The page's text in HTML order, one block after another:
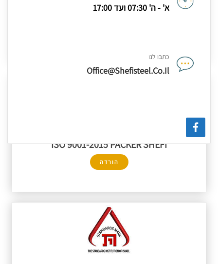
א' - ה' 07:30 ועד 17:00
כתבו לנו
Office@shefisteel.co.il
פקר שפי ISO 9001-2015
ISO 9001-2015 PACKER SHEFI
הורדה